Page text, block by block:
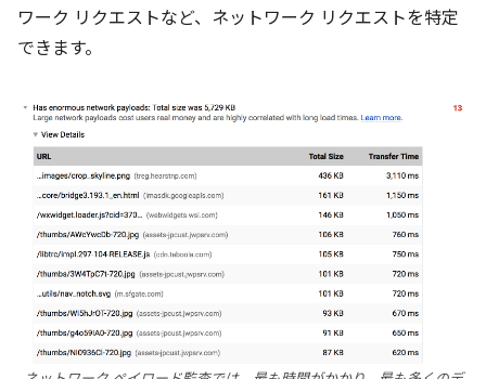
ワーク リクエストなど、ネットワーク リクエストを特定
できます。